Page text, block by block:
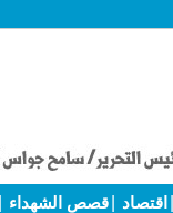
اقتصاد قصص الشهداء